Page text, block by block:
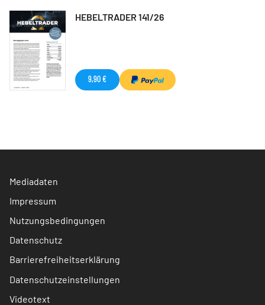
HEBELTRADER 141/26
9,90 €
Mediadaten
Impressum
Nutzungsbedingungen
Datenschutz
Barrierefreiheitserklärung
Datenschutzeinstellungen
Videotext